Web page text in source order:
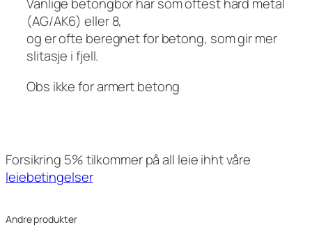
Vanlige betongbor har som oftest hard metal
(AG/AK6) eller 8,
og er ofte beregnet for betong, som gir mer
slitasje i fjell.
Obs ikke for armert betong
Forsikring 5% tilkommer på all leie ihht våre
leiebetingelser
Andre produkter